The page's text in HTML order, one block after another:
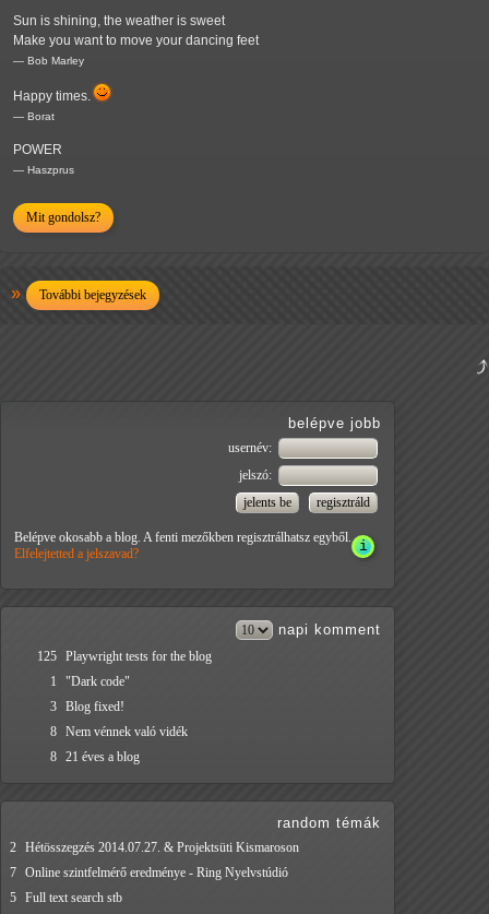
Sun is shining, the weather is sweet
Make you want to move your dancing feet
— Bob Marley
Happy times.
— Borat
POWER
— Haszprus
Mit gondolsz?
További bejegyzések
belépve jobb
usernév:
jelszó:
Belépve okosabb a blog. A fenti mezőkben regisztrálhatsz egyből.
Elfelejtetted a jelszavad?
napi komment
125 Playwright tests for the blog
1
"Dark code"
3 Blog fixed!
8 Nem vénnek való vidék
8 21 éves a blog
random témák
2 Hétösszegzés 2014.07.27. & Projektsüti Kismaroson
7 Online szintfelmérő eredménye - Ring Nyelvstúdió
5 Full text search stb